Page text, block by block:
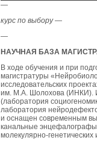
—
курс по выбору—
—
НАУЧНАЯ БАЗА
В ходе обучения и при
магистратуры
исследовательских
им. М.А. Шолохова (ИНКИ).
(лаборатория
лаборатория
и оснащен современным
канальные
молекулярно-генетических